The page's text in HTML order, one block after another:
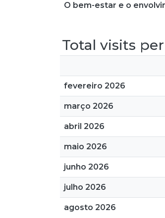
O bem-estar e o
Total visits
fevereiro 2026
março 2026
abril 2026
maio 2026
junho 2026
julho 2026
agosto 2026